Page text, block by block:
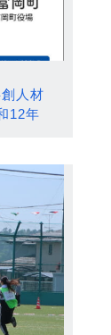
人材
12年